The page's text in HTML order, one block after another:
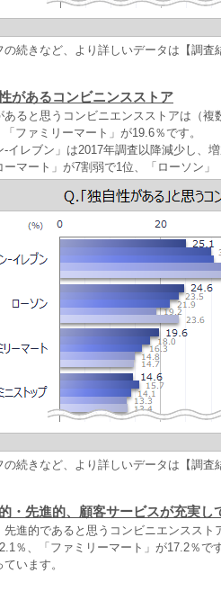
続きなど、より詳しいデータは【調査
があるコンビニンスストア
あると思うコンビニエンスストアは（
ファミリーマート」が19.6％です。
‐イレブン」は2017年調査以降減少し
ーマート」が7割弱で1位、「ローソン
続きなど、より詳しいデータは【調査
・先進的、顧客サービスが充実し
先進的であると思うコンビニエンスス
％、「ファミリーマート」が17.2％
います。